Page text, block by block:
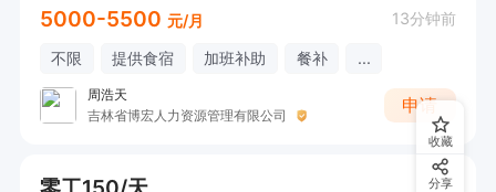
5000-5500 元/月 13分钟前
不限 提供食宿 加班补助 餐补 ...
周浩天
吉林省博宏人力资源管理有限公司
申请
收藏
分享